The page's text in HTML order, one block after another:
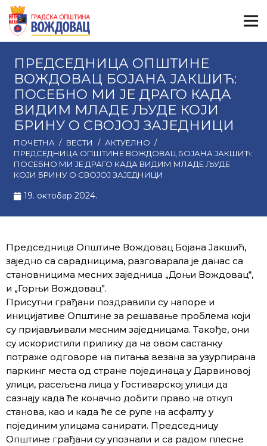
ПРЕДСЕДНИЦА ОПШТИНЕ
ВОЖДОВАЦ БОЈАНА ЈАКШИЋ:
ПОСЕБНО МИ ЈЕ ДРАГО КАДА
ВИДИМ МЛАДЕ ЉУДЕ КОЈИ
БРИНУ О СВОЈОЈ ЗАЈЕДНИЦИ
ПОЧЕТНА / ВЕСТИ / АКТУЕЛНО /
ПРЕДСЕДНИЦА ОПШТИНЕ ВОЖДОВАЦ БОЈАНА ЈАКШИЋ:
ПОСЕБНО МИ ЈЕ ДРАГО КАДА ВИДИМ МЛАДЕ ЉУДЕ
КОЈИ БРИНУ О СВОЈОЈ ЗАЈЕДНИЦИ
19. октобар 2024.
Председница Општине Вождовац Бојана Јакшић,
заједно са сарадницима, разговарала је данас са
становницима месних заједница „Доњи Вождовац“,
и „Горњи Вождовац”.
Присутни грађани поздравили су напоре и
иницијативе Општине за решавање проблема који
су пријављивали месним заједницама. Такође, они
су искористили прилику да на овом састанку
потраже одговоре на питања везана за узурпирана
паркинг места од стране појединаца у Дарвиновој
улици, расељена лица у Гостиварској улици да
сазнају када ће коначно добити право на откуп
станова, као и када ће се рупе на асфалту у
појединим улицама санирати. Председницу
Општине грађани су упознали и са радом плесне